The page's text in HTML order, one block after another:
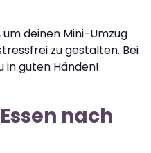
deinen Mini-Umzug
zu gestalten. Bei
in guten Händen!
nach